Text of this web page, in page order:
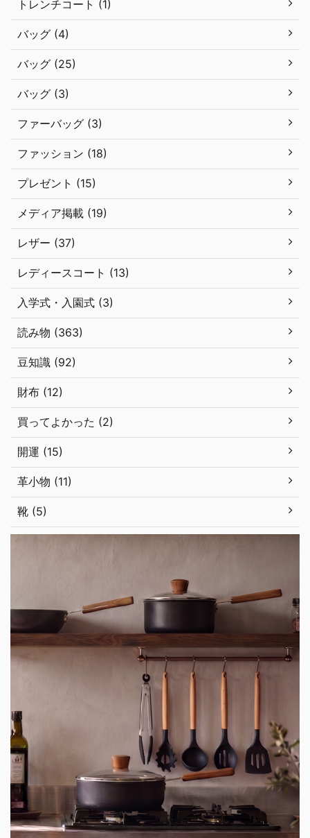
トレンチコート (1)
バッグ (4)
バッグ (25)
バッグ (3)
ファーバッグ (3)
ファッション (18)
プレゼント (15)
メディア掲載 (19)
レザー (37)
レディースコート (13)
入学式・入園式 (3)
読み物 (363)
豆知識 (92)
財布 (12)
買ってよかった (2)
開運 (15)
革小物 (11)
靴 (5)